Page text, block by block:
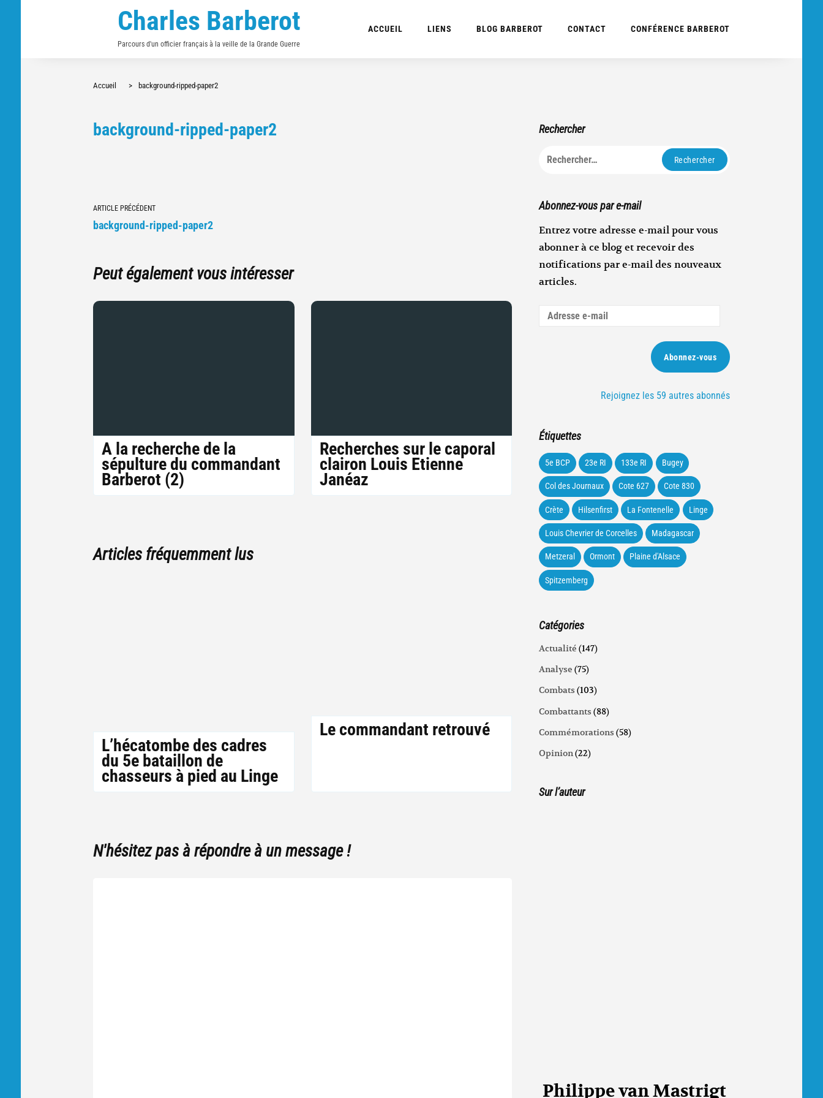
Charles Barberot
Parcours d'un officier français à la veille de la Grande Guerre
ACCUEIL LIENS BLOG BARBEROT CONTACT CONFÉRENCE BARBEROT
Accueil > background-ripped-paper2
background-ripped-paper2
Navigation
vers
ARTICLE PRÉCÉDENT
background-ripped-paper2
Peut également vous intéresser
A la recherche de la
sépulture du commandant
Barberot (2)
Recherches sur le caporal
clairon Louis Etienne
Janéaz
Articles fréquemment lus
L’hécatombe des cadres
du 5e bataillon de
chasseurs à pied au Linge
Le commandant retrouvé
N'hésitez pas à répondre à un message !
Rechercher
Rechercher :
Abonnez-vous par e-mail
Entrez votre adresse e-mail pour vous
abonner à ce blog et recevoir des
notifications par e-mail des nouveaux
articles.
Adresse
Abonnez-vous
Rejoignez les 59 autres abonnés
Étiquettes
5e BCP 23e RI 133e RI Bugey
Col des Journaux Cote 627 Cote 830
Crète Hilsenfirst La Fontenelle Linge
Louis Chevrier de Corcelles Madagascar
Metzeral Ormont Plaine d'Alsace
Spitzemberg
Catégories
Actualité (147)
Analyse (75)
Combats (103)
Combattants (88)
Commémorations (58)
Opinion(22)
Sur l’auteur
Philippe van Mastrigt